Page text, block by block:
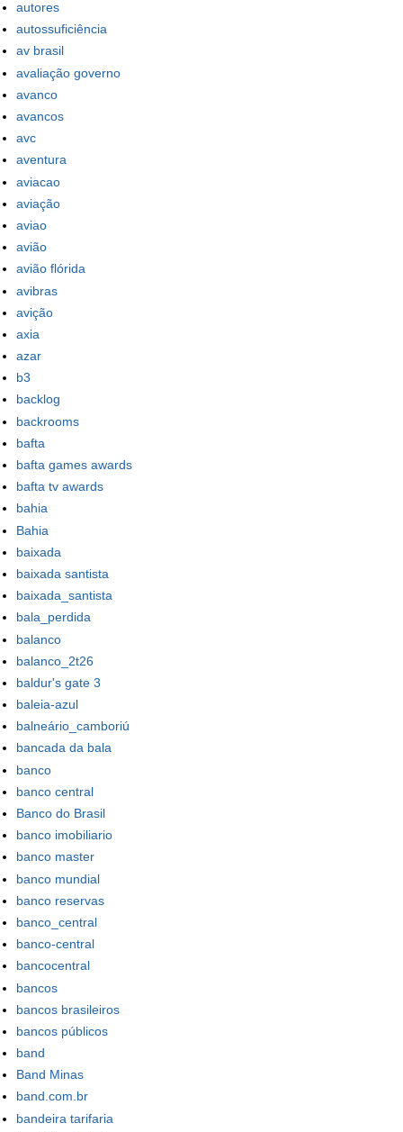
autores
autossuficiência
av brasil
avaliação governo
avanco
avancos
avc
aventura
aviacao
aviação
aviao
avião
avião flórida
avibras
avição
axia
azar
b3
backlog
backrooms
bafta
bafta games awards
bafta tv awards
bahia
Bahia
baixada
baixada santista
baixada_santista
bala_perdida
balanco
balanco_2t26
baldur's gate 3
baleia-azul
balneário_camboriú
bancada da bala
banco
banco central
Banco do Brasil
banco imobiliario
banco master
banco mundial
banco reservas
banco_central
banco-central
bancocentral
bancos
bancos brasileiros
bancos públicos
band
Band Minas
band.com.br
bandeira tarifaria